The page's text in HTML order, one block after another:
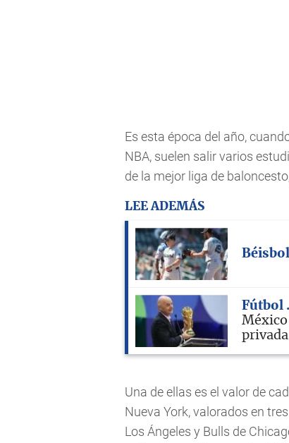
Es esta época del año,
NBA, suelen salir varios
de la mejor liga de
LEE ADEMÁS
Béisbol
Fútbol
México
privada
Una de ellas es el valor de
Nueva York, valorados en
Los Ángeles y Bulls de